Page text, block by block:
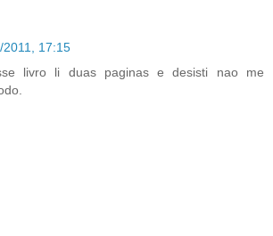
2011, 17:15
livro li duas paginas e desisti nao me